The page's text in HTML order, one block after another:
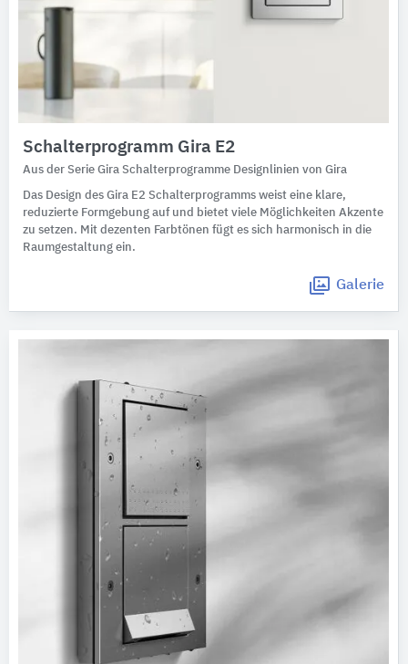
Schalterprogramm Gira E2
Aus der Serie Gira Schalterprogramme Designlinien von Gira
Das Design des Gira E2 Schalterprogramms weist eine klare,
reduzierte Formgebung auf und bietet viele Möglichkeiten Akzente
zu setzen. Mit dezenten Farbtönen fügt es sich harmonisch in die
Raumgestaltung ein.
Galerie